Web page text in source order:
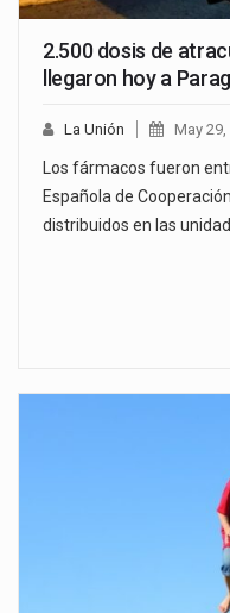
2.500 dosis de
llegaron hoy a
La Unión May 29,
Los fármacos fueron
Española de
distribuidos en las